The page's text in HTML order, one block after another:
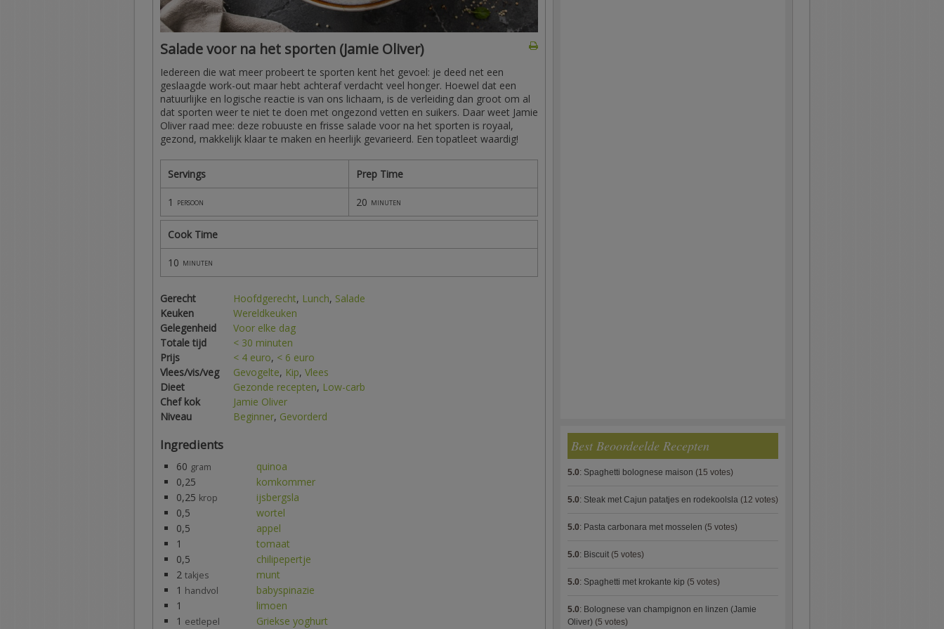
Salade voor na het sporten (Jamie Oliver)
Iedereen die wat meer probeert te sporten kent het gevoel: je deed net een
geslaagde work-out maar hebt achteraf verdacht veel honger. Hoewel dat een
natuurlijke en logische reactie is van ons lichaam, is de verleiding dan groot om al
dat sporten weer te niet te doen met ongezond vetten en suikers. Daar weet Jamie
Oliver raad mee: deze robuuste en frisse salade voor na het sporten is royaal,
gezond, makkelijk klaar te maken en heerlijk gevarieerd. Een topatleet waardig!
Servings Prep Time
1 persoon 20 minuten
Cook Time
10 minuten
Gerecht Hoofdgerecht, Lunch, Salade
Keuken
Wereldkeuken
Gelegenheid
Voor elke dag
Totale tijd
< 30 minuten
Prijs
< 4 euro, < 6 euro
Vlees/vis/veg
Gevogelte, Kip, Vlees
Dieet
Gezonde recepten, Low-carb
Chef kok
Jamie Oliver
Niveau
Beginner, Gevorderd
Ingredients
60 gram
quinoa
0,25
komkommer
0,25 krop
ijsbergsla
0,5
wortel
0,5
appel
1
tomaat
0,5
chilipepertje
2 takjes
munt
1 handvol
babyspinazie
1
limoen
1 eetlepel
Griekse yoghurt
Best Beoordeelde Recepten
5.0: Spaghetti bolognese maison (15 votes)
5.0: Steak met Cajun patatjes en rodekoolsla (12 votes)
5.0: Pasta carbonara met mosselen (5 votes)
5.0: Biscuit (5 votes)
5.0: Spaghetti met krokante kip (5 votes)
5.0: Bolognese van champignon en linzen (Jamie
Oliver) (5 votes)